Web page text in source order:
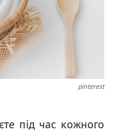
pinterest
під час кожного